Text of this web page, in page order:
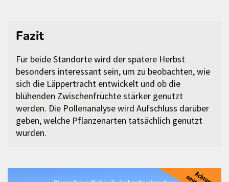
Fazit
Für beide Standorte wird der spätere Herbst
besonders interessant sein, um zu beobachten, wie
sich die Läppertracht entwickelt und ob die
blühenden Zwischenfrüchte stärker genutzt
werden. Die Pollenanalyse wird Aufschluss darüber
geben, welche Pflanzenarten tatsächlich genutzt
wurden.